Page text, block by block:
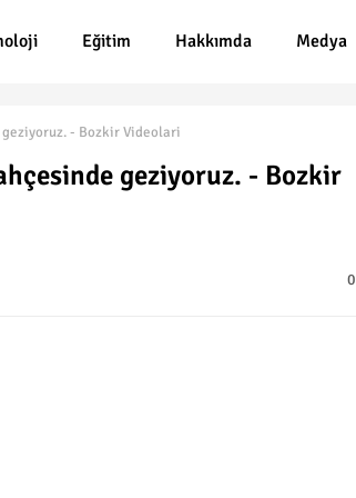
Eğitim Hakkımda Medya
geziyoruz. - Bozkir Videolari
geziyoruz. - Bozkir
0